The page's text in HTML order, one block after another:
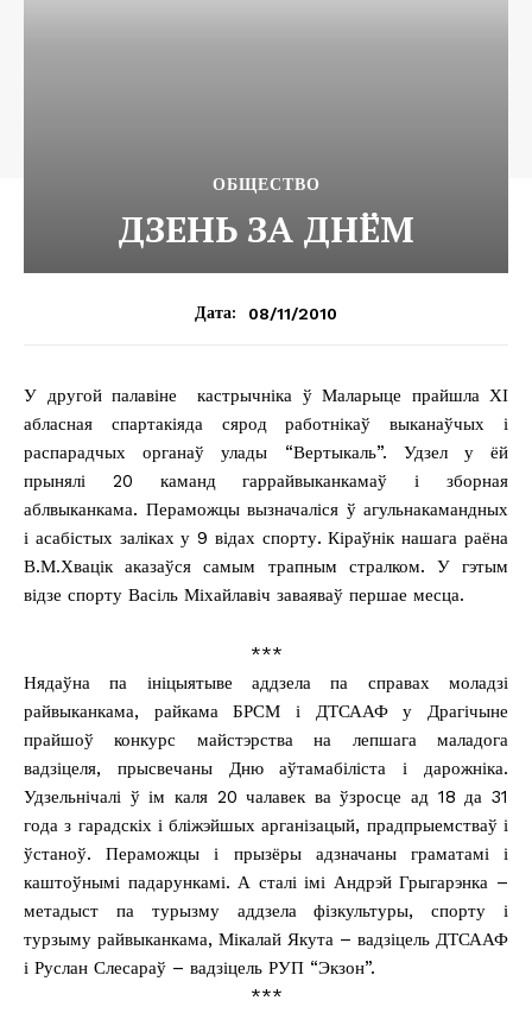
ОБЩЕСТВО
ДЗЕНЬ ЗА ДНЁМ
Дата: 08/11/2010
У другой палавіне кастрычніка ў Маларыце прайшла ХІ
абласная спартакіяда сярод работнікаў выканаўчых і
распарадчых органаў улады “Вертыкаль”. Удзел у ёй
прынялі 20 каманд гаррайвыканкамаў і зборная
аблвыканкама. Пераможцы вызначаліся ў агульнакамандных
і асабістых заліках у 9 відах спорту. Кіраўнік нашага раёна
В.М.Хвацік аказаўся самым трапным стралком. У гэтым
відзе спорту Васіль Міхайлавіч заваяваў першае месца.
***
Нядаўна па ініцыятыве аддзела па справах моладзі
райвыканкама, райкама БРСМ і ДТСААФ у Драгічыне
прайшоў конкурс майстэрства на лепшага маладога
вадзіцеля, прысвечаны Дню аўтамабіліста і дарожніка.
Удзельнічалі ў ім каля 20 чалавек ва ўзросце ад 18 да 31
года з гарадскіх і бліжэйшых арганізацый, прадпрыемстваў і
ўстаноў. Пераможцы і прызёры адзначаны граматамі і
каштоўнымі падарункамі. А сталі імі Андрэй Грыгарэнка –
метадыст па турызму аддзела фізкультуры, спорту і
турзыму райвыканкама, Мікалай Якута – вадзіцель ДТСААФ
і Руслан Слесараў – вадзіцель РУП “Экзон”.
***